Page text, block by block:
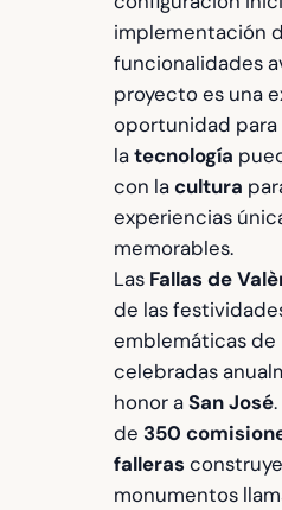
implementación
funcionalidades
proyecto es una
oportunidad
latecnología
con lacultura
experiencias
memorables.
Las Fallas de
de las
emblemáticas de
celebradas
honor aSan José
de 350
falleras
monumentos